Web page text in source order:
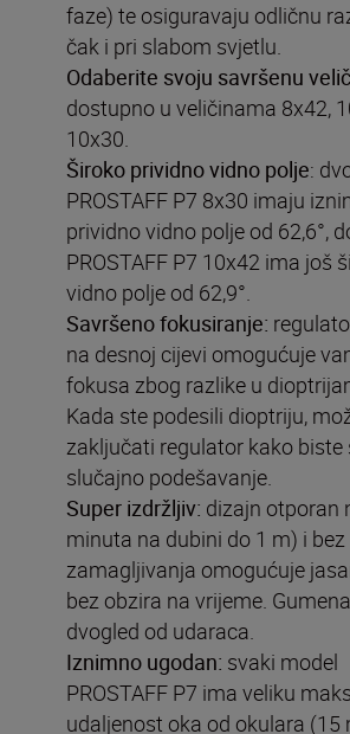
faze) te osiguravaju odličnu
čak i pri slabom svjetlu.
Odaberite svoju savršenu
dostupno u veličinama 8x42,
10x30.
Široko prividno vidno polje:
PROSTAFF P7 8x30 imaju
prividno vidno polje od 62,6°,
PROSTAFF P7 10x42 ima još
vidno polje od 62,9°.
Savršeno fokusiranje:
na desnoj cijevi omogućuje
fokusa zbog razlike u
Kada ste podesili dioptriju,
zaključati regulator kako biste
slučajno podešavanje.
Super izdržljiv: dizajn otporan
minuta na dubini do 1 m) i bez
zamagljivanja omogućuje
bez obzira na vrijeme.
dvogled od udaraca.
Iznimno ugodan: svaki model
PROSTAFF P7 ima veliku
udaljenost oka od okulara (15